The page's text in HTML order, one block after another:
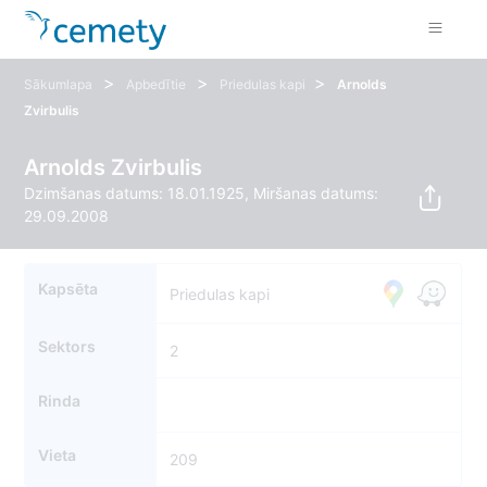
Sākumlapa > Apbedītie > Priedulas kapi >
Arnolds
Zvirbulis
Arnolds Zvirbulis
Dzimšanas datums: 18.01.1925, Miršanas datums:
29.09.2008
Kapsēta Priedulas kapi
Sektors 2
Rinda
Vieta 209